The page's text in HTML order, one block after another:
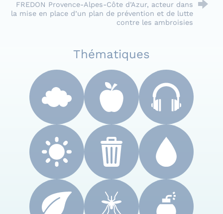
FREDON Provence-Alpes-Côte d’Azur, acteur dans
la mise en place d’un plan de prévention et de lutte
contre les ambroisies
Thématiques